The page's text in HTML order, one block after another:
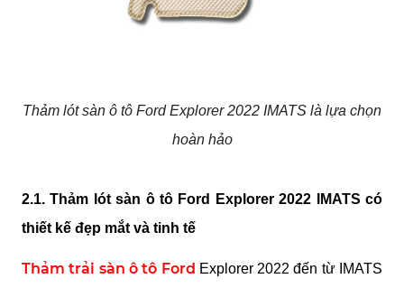
Thảm lót sàn ô tô Ford Explorer 2022 IMATS là lựa chọn
hoàn hảo
2.1. Thảm lót sàn ô tô Ford Explorer 2022 IMATS có
thiết kế đẹp mắt và tinh tế
Thảm trải sàn ô tô Ford Explorer 2022 đến từ IMATS